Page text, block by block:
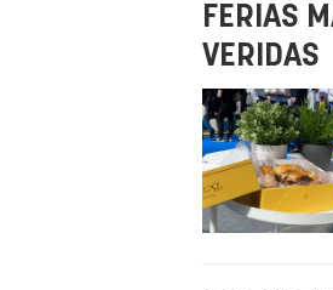
FERIAS
VERIDAS